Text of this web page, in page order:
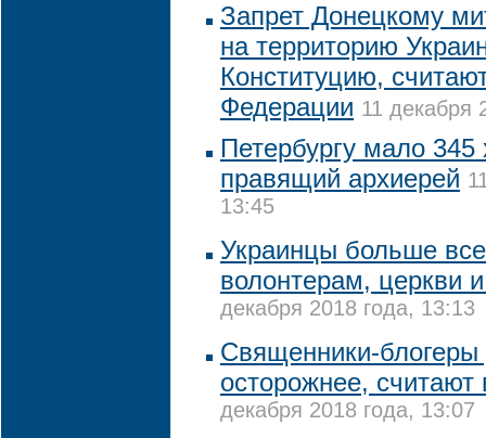
Запрет Донецкому
на территорию
Конституцию,
Федерации 11 декабря
Петербургу мало 345
правящий архиерей
13:45
Украинцы больше
волонтерам, церкви
декабря 2018 года, 13:13
Священники-
осторожнее, считают
декабря 2018 года, 13:07